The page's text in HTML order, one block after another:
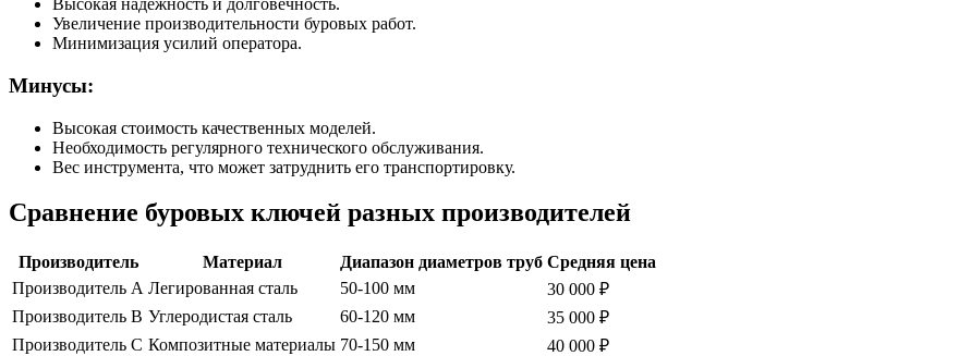
Высокая надежность и долговечность.
Увеличение производительности буровых работ.
Минимизация усилий оператора.
Минусы:
Высокая стоимость качественных моделей.
Необходимость регулярного технического обслуживания.
Вес инструмента, что может затруднить его транспортировку.
Сравнение буровых ключей разных производителей
Производитель Материал Диапазон диаметров труб Средняя цена
Производитель А Легированная сталь 50-100 мм
30 000 ₽
Производитель B Углеродистая сталь 60-120 мм
35 000 ₽
Производитель C Композитные материалы 70-150 мм 40 000 ₽